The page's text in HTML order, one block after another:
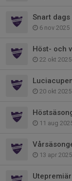
Snart
6 nov 2025
Höst- och
22 okt 2025
20 okt 2025
11 aug
13 apr 2025